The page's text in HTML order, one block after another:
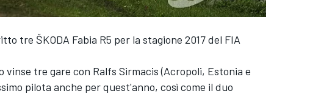
tre ŠKODA Fabia R5 per la stagione 2017 del FIA
tre gare con Ralfs Sirmacis (Acropoli, Estonia e
pilota anche per quest'anno, così come il duo